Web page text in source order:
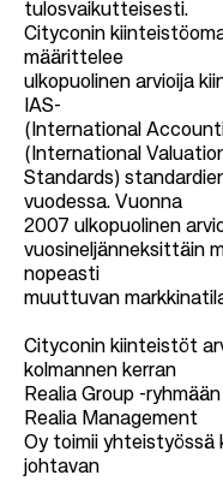
tulosvaikutteisesti.
Cityconin
määrittelee
ulkopuolinen arvioija
IAS-
(International
(International
Standards)
vuodessa. Vuonna
2007 ulkopuolinen
vuosineljänneksittäin
nopeasti
muuttuvan
Cityconin kiinteistöt
kolmannen kerran
Realia Group -
Realia Management
Oy toimii yhteistyössä
johtavan